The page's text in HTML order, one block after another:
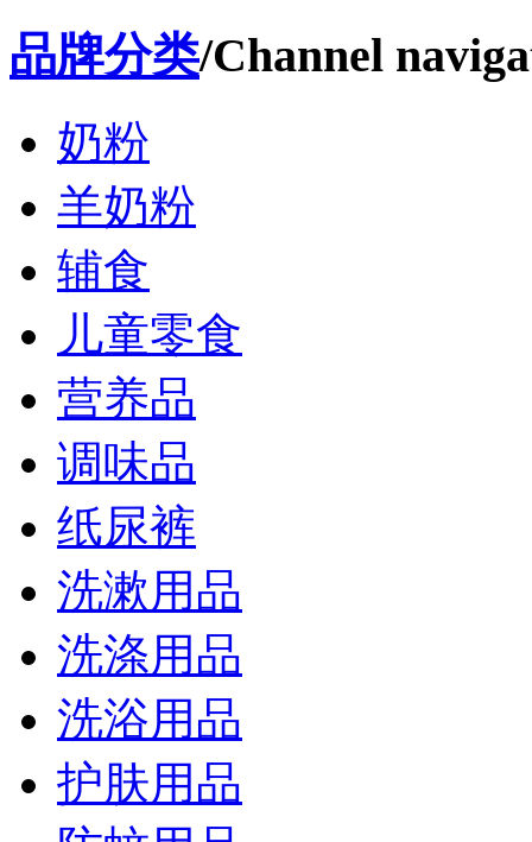
品牌分类/Channel
奶粉
羊奶粉
辅食
儿童零食
营养品
调味品
纸尿裤
洗漱用品
洗涤用品
洗浴用品
护肤用品